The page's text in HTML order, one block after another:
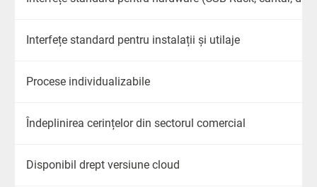
Interfețe standard pentru instalații și utilaje
Procese individualizabile
Îndeplinirea cerințelor din sectorul comercial
Disponibil drept versiune cloud